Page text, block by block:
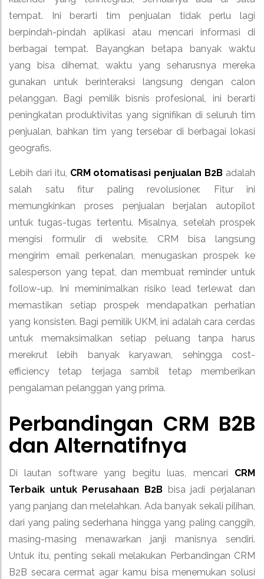
tempat. Ini berarti tim penjualan tidak perlu lagi
berpindah-pindah aplikasi atau mencari informasi di
berbagai tempat. Bayangkan betapa banyak waktu
yang bisa dihemat, waktu yang seharusnya mereka
gunakan untuk berinteraksi langsung dengan calon
pelanggan. Bagi pemilik bisnis profesional, ini berarti
peningkatan produktivitas yang signifikan di seluruh tim
penjualan, bahkan tim yang tersebar di berbagai lokasi
geografis.
Lebih dari itu, CRM otomatisasi penjualan B2B adalah
salah satu fitur paling revolusioner. Fitur ini
memungkinkan proses penjualan berjalan autopilot
untuk tugas-tugas tertentu. Misalnya, setelah prospek
mengisi formulir di website, CRM bisa langsung
mengirim email perkenalan, menugaskan prospek ke
salesperson yang tepat, dan membuat reminder untuk
follow-up. Ini meminimalkan risiko lead terlewat dan
memastikan setiap prospek mendapatkan perhatian
yang konsisten. Bagi pemilik UKM, ini adalah cara cerdas
untuk memaksimalkan setiap peluang tanpa harus
merekrut lebih banyak karyawan, sehingga cost-
efficiency tetap terjaga sambil tetap memberikan
pengalaman pelanggan yang prima.
Perbandingan CRM B2B
dan Alternatifnya
Di lautan software yang begitu luas, mencari CRM
Terbaik untuk Perusahaan B2B bisa jadi perjalanan
yang panjang dan melelahkan. Ada banyak sekali pilihan,
dari yang paling sederhana hingga yang paling canggih,
masing-masing menawarkan janji manisnya sendiri.
Untuk itu, penting sekali melakukan Perbandingan CRM
B2B secara cermat agar kamu bisa menemukan solusi